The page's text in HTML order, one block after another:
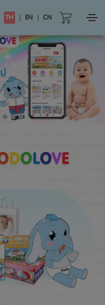
TH | EN | CN